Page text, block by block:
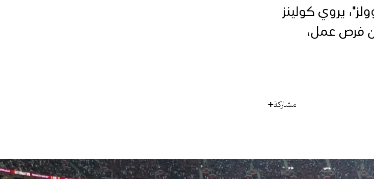
يروي كولينز
فرص عمل،
مشاركة